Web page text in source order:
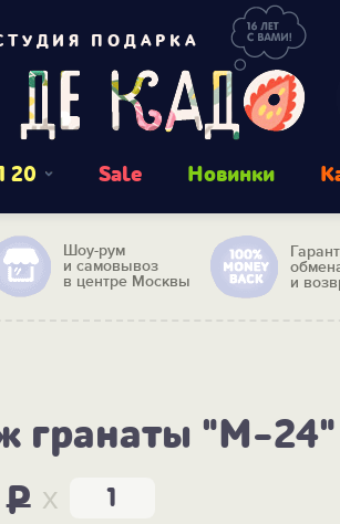
ПОДАРКА
20 Sale Новинки
Шоу-рум
и самовывоз
в центре Москвы
и
гранаты "М-24"
P x